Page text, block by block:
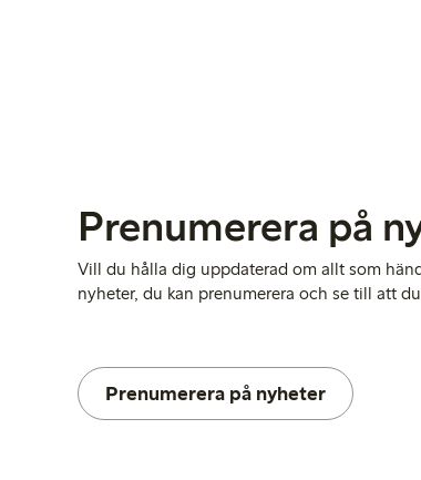
Prenumerera på
Vill du hålla dig uppdaterad om allt som
nyheter, du kan prenumerera och se till att
Prenumerera på nyheter